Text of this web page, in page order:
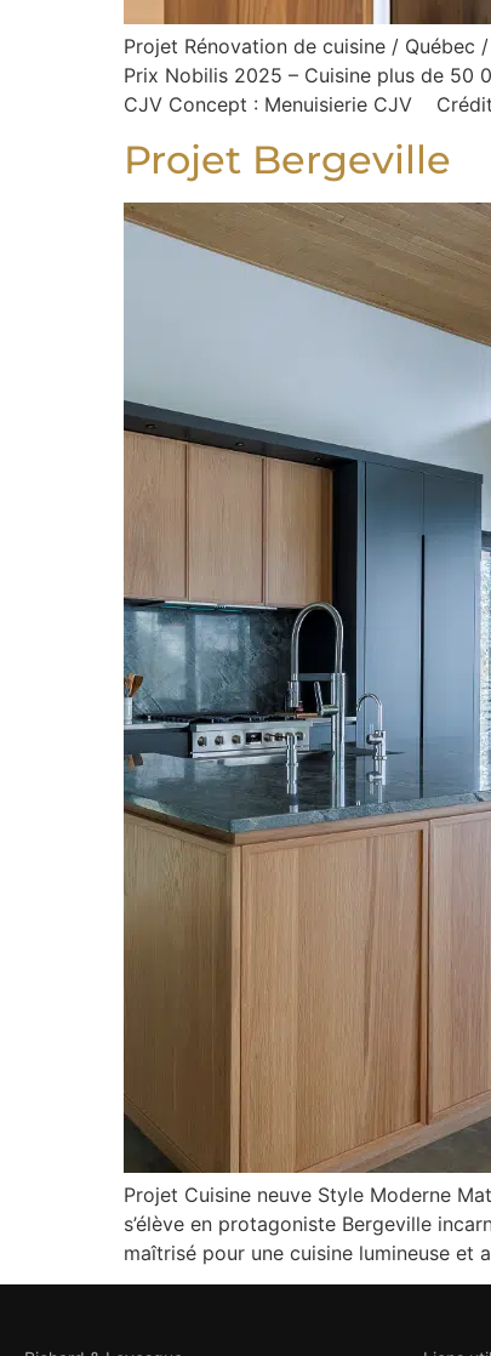
Projet Rénovation de cuisine /
Prix Nobilis 2025 – Cuisine plus de 50
CJV Concept : Menuisierie CJV
Projet Bergeville
Projet Cuisine neuve Style Moderne
s’élève en protagoniste Bergeville
maîtrisé pour une cuisine lumineuse et